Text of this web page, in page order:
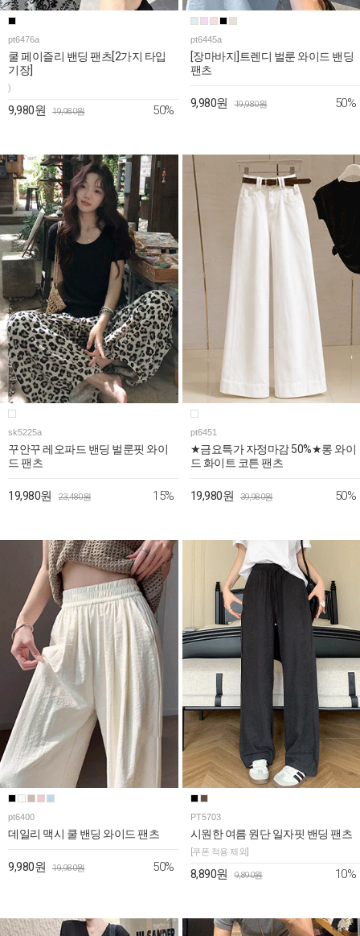
pt6476a
쿨 페이즐리 밴딩 팬츠[2가지 타입
기장]
)
9,980원 19,980원 50%
pt6445a
[장마바지]트렌디 벌룬 와이드 밴딩
팬츠
9,980원 19,980원 50%
sk5225a
꾸안꾸 레오파드 밴딩 벌룬핏 와이
드 팬츠
19,980원 23,480원 15%
pt6451
★금요특가 자정마감 50%★롱 와이
드 화이트 코튼 팬츠
19,980원 39,980원 50%
pt6400
데일리 맥시 쿨 밴딩 와이드 팬츠
9,980원 19,980원 50%
PT5703
시원한 여름 원단 일자핏 밴딩 팬츠
[쿠폰 적용 제외]
8,890원 9,890원 10%